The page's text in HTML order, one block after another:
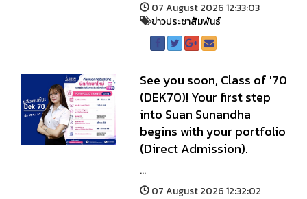
07 August 2026 12:33:03
ข่าวประชาสัมพันธ์
See you soon, Class of '70
(DEK70)! Your first step
into Suan Sunandha
begins with your portfolio
(Direct Admission).
...
07 August 2026 12:32:02